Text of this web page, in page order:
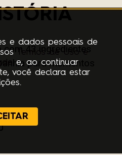
com 43 ingredientes
para momentos
e dados pessoais de
e, ao continuar
você declara estar